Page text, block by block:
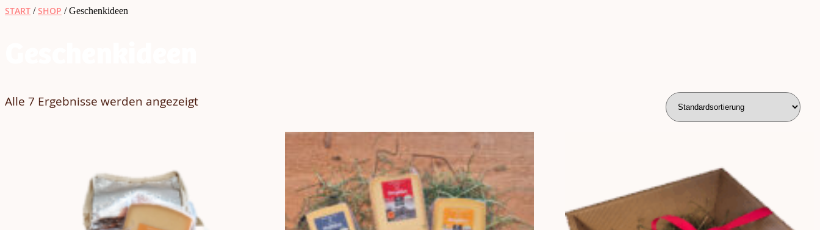
START /SHOP / Geschenkideen
Alle 7 Ergebnisse werden angezeigt